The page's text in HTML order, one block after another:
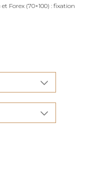
Forex (70×100) : fixation